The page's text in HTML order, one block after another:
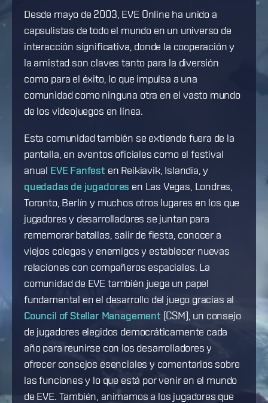
Desde mayo de 2003, EVE Online ha unido a
capsulistas de todo el mundo en un universo de
interacción significativa, donde la cooperación y
la amistad son claves tanto para la diversión
como para el éxito, lo que impulsa a una
comunidad como ninguna otra en el vasto mundo
de los videojuegos en línea.
Esta comunidad también se extiende fuera de la
pantalla, en eventos oficiales como el festival
anual EVE Fanfest en Reikiavik, Islandia, y
quedadas de jugadores en Las Vegas, Londres,
Toronto, Berlín y muchos otros lugares en los que
jugadores y desarrolladores se juntan para
rememorar batallas, salir de fiesta, conocer a
viejos colegas y enemigos y establecer nuevas
relaciones con compañeros espaciales. La
comunidad de EVE también juega un papel
fundamental en el desarrollo del juego gracias al
Council of Stellar Management (CSM), un consejo
de jugadores elegidos democráticamente cada
año para reunirse con los desarrolladores y
ofrecer consejos esenciales y comentarios sobre
las funciones y lo que está por venir en el mundo
de EVE. También, animamos a los jugadores que